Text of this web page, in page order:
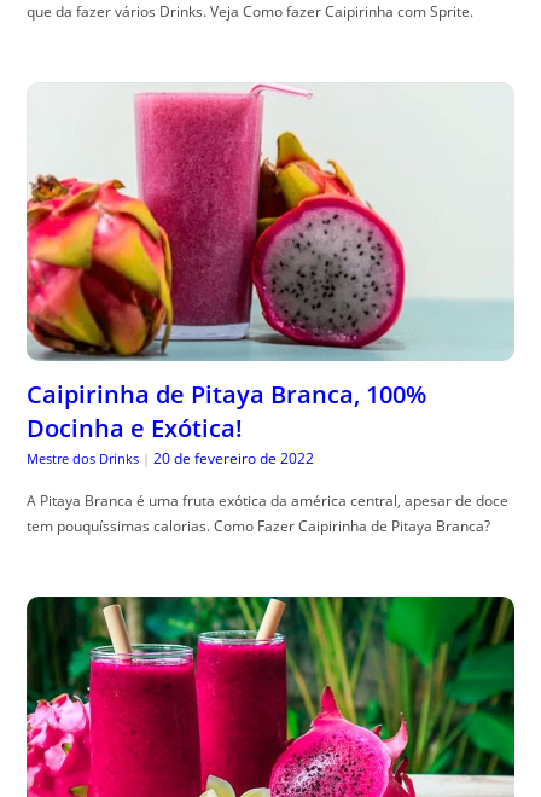
que da fazer vários Drinks. Veja Como fazer Caipirinha com Sprite.
Caipirinha de Pitaya Branca, 100%
Docinha e Exótica!
Mestre dos Drinks | 20 de fevereiro de 2022
A Pitaya Branca é uma fruta exótica da américa central, apesar de doce
tem pouquíssimas calorias. Como Fazer Caipirinha de Pitaya Branca?